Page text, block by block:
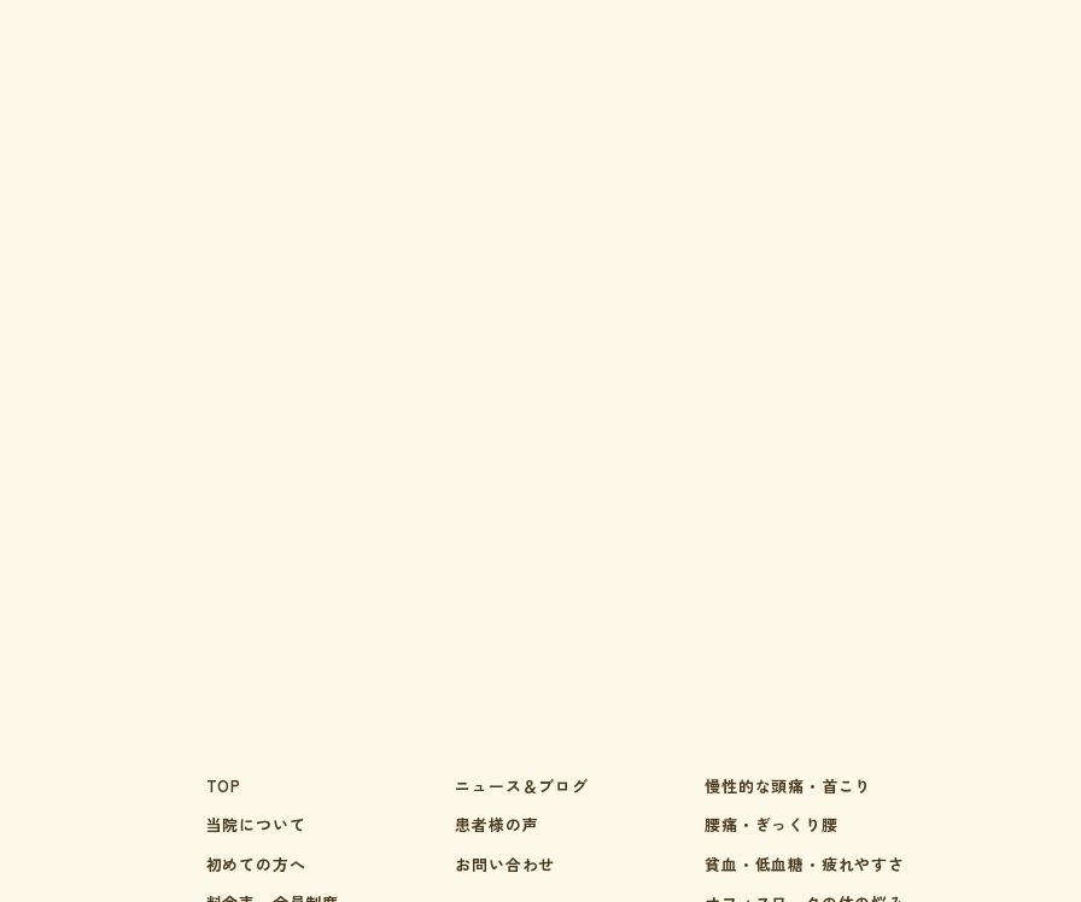
TOP
当院について
初めての方へ
ニュース＆ブログ
患者様の声
お問い合わせ
慢性的な頭痛・首こり
腰痛・ぎっくり腰
貧血・低血糖・疲れやすさ